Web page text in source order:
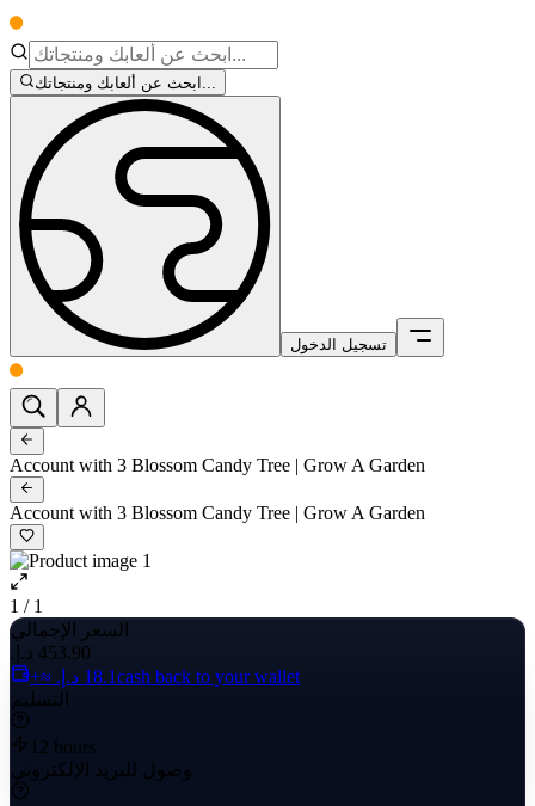
ابحث عن ألعابك ومنتجاتك...
تسجيل الدخول
Account with 3 Blossom Candy Tree | Grow A Garden
Account with 3 Blossom Candy Tree | Grow A Garden
1 / 1
السعر الإجمالي
cash back to your wallet
التسليم
12 hours
وصول للبريد الإلكتروني